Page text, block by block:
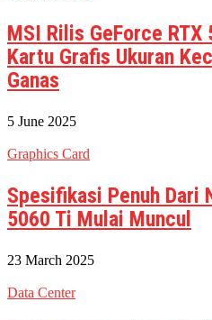
MSI Rilis GeForce RTX
Kartu Grafis Ukuran
Ganas
5 June 2025
Graphics Card
Spesifikasi Penuh Dari
5060 Ti Mulai Muncul
23 March 2025
Data Center